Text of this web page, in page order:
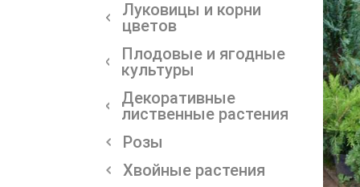
Луковицы и корни
цветов
Плодовые и ягодные
культуры
Декоративные
лиственные растения
Розы
Хвойные растения